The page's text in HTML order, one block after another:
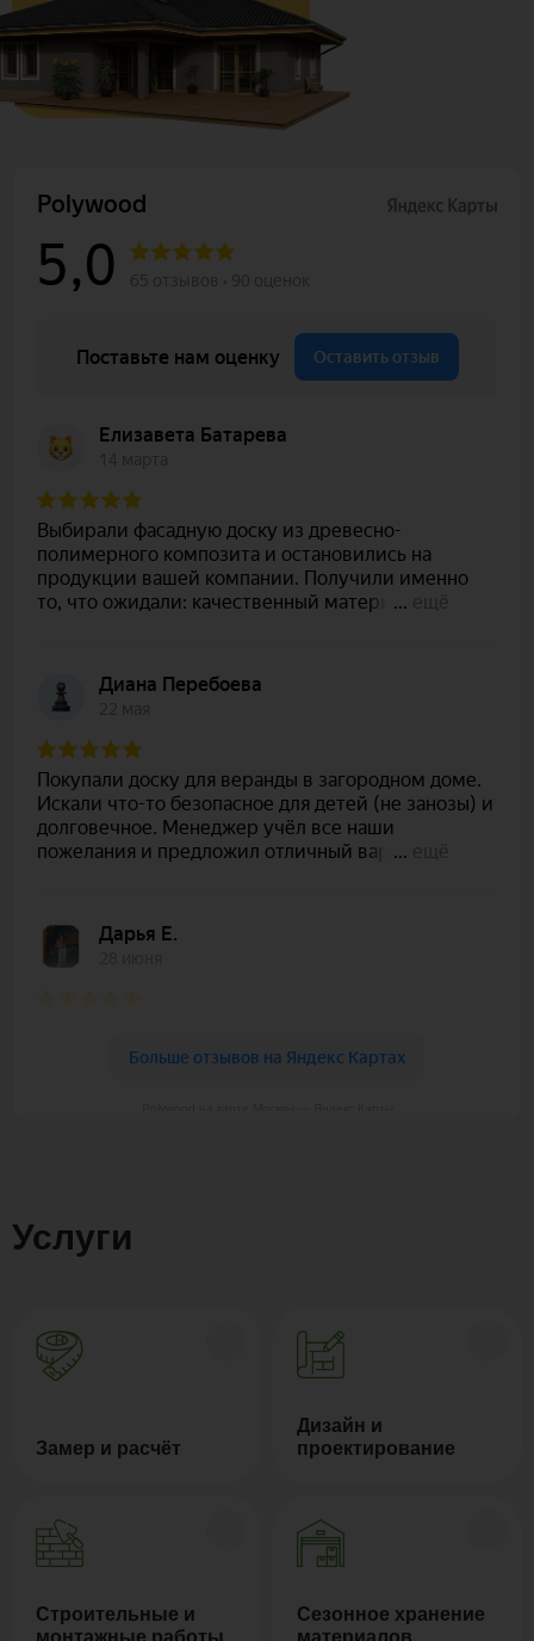
Услуги
Замер и расчёт
Дизайн и
проектирование
Строительные и
монтажные работы
Сезонное хранение
материалов